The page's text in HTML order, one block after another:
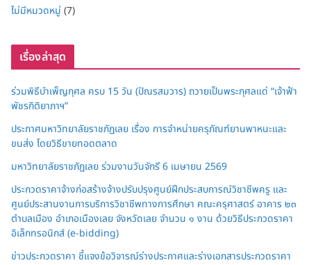
ไม่มีหมวดหมู่ (7)
เรื่องล่าสุด
ร่วมพิธีบำเพ็ญกุศล ครบ 15 วัน (ปัณรสมวาร) ถวายเป็นพระกุศลแด่ “เจ้าฟ้า
พัชรกิติยาภาฯ”
ประกาศมหาวิทยาลัยราชภัฏเลย เรื่อง การจำหน่ายครุภัณฑ์ยานพาหนะและ
ขนส่ง โดยวิธีขายทอดตลาด
มหาวิทยาลัยราชภัฏเลย ร่วมงานวันจักรี 6 เมษายน 2569
ประกวดราคาจ้างก่อสร้างจ้างปรับปรุงศูนย์ฝึกประสบการณ์วิชาชีพครู และ
ศูนย์ประสานงานการบริการวิชาชีพทางการศึกษา คณะครุศาสตร์ อาคาร ๒๓
ตำบลเมือง อำเภอเมืองเลย จังหวัดเลย จำนวน ๑ งาน ด้วยวิธีประกวดราคา
อิเล็กทรอนิกส์ (e-bidding)
ข่าวประกวดราคา ชี้แจงข้อวิจารณ์ร่างประกาศและร่างเอกสารประกวดราคา